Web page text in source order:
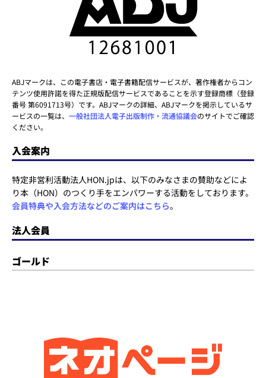
ABJマークは、この電子書店・電子書籍配信サービスが、著作権者からコン
テンツ使用許諾を得た正規版配信サービスであることを示す登録商標（登録
番号 第6091713号）です。ABJマークの詳細、ABJマークを掲示しているサ
ービスの一覧は、 一般社団法人電子出版制作・流通協議会のサイトでご確認
ください。
入会案内
特定非営利活動法人HON.jpは、以下のみなさまの賛助などによ
り本（HON）のつくり手をエンパワーする活動をしております。
会員特典や入会方法などのご案内はこちら。
法人会員
ゴールド